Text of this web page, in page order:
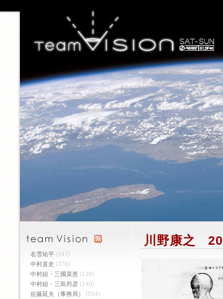
川野康之
名雪祐平 (247)
中村直史 (376)
中村組・三國菜恵 (139)
中村組・三島邦彦 (140)
佐藤延夫（事務局）
(554)